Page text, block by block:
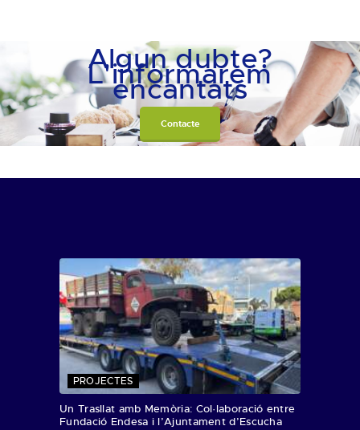
Algun dubte?
L'informarem
encantats
Contacte
PROJECTES
Un Trasllat amb Memòria: Col·laboració entre
Fundació Endesa i l’Ajuntament d’Escucha